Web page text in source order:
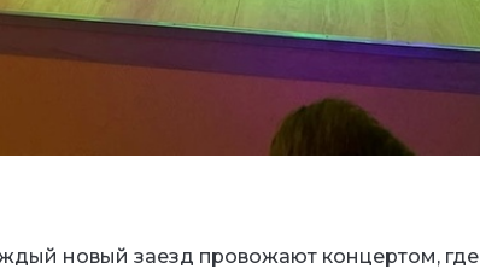
новый заезд провожают концертом, где